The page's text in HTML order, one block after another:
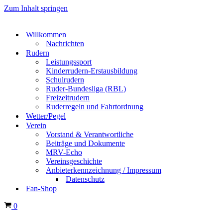
Zum Inhalt springen
Willkommen
Nachrichten
Rudern
Leistungssport
Kinderrudern-Erstausbildung
Schulrudern
Ruder-Bundesliga (RBL)
Freizeitrudern
Ruderregeln und Fahrtordnung
Wetter/Pegel
Verein
Vorstand & Verantwortliche
Beiträge und Dokumente
MRV-Echo
Vereinsgeschichte
Anbieterkennzeichnung / Impressum
Datenschutz
Fan-Shop
Warenkorb
0